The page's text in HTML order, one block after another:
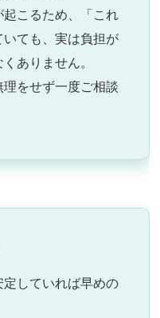
こるため、「これ
いても、実は負担が
ありません。
をせず一度ご相談
していれば早めの